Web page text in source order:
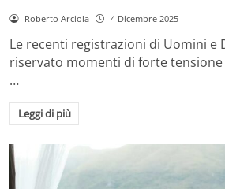
Roberto Arciola 4 Dicembre 2025
Le recenti registrazioni di Uomini e
riservato momenti di forte
…
Leggi di più